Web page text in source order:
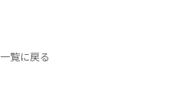
一覧に戻る